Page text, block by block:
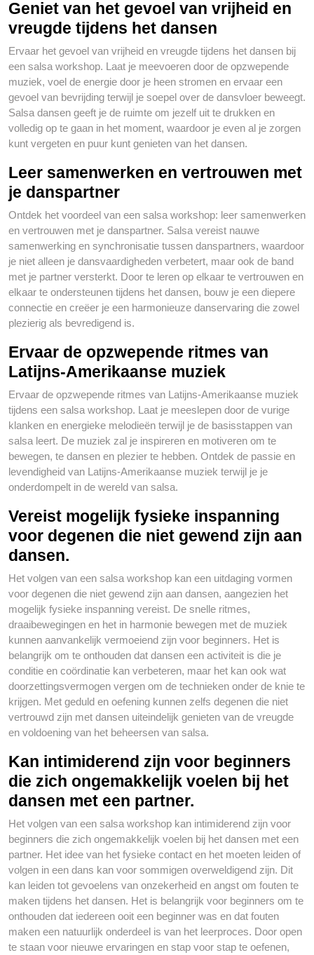
Geniet van het gevoel van vrijheid en
vreugde tijdens het dansen
Ervaar het gevoel van vrijheid en vreugde tijdens het dansen bij
een salsa workshop. Laat je meevoeren door de opzwepende
muziek, voel de energie door je heen stromen en ervaar een
gevoel van bevrijding terwijl je soepel over de dansvloer beweegt.
Salsa dansen geeft je de ruimte om jezelf uit te drukken en
volledig op te gaan in het moment, waardoor je even al je zorgen
kunt vergeten en puur kunt genieten van het dansen.
Leer samenwerken en vertrouwen met
je danspartner
Ontdek het voordeel van een salsa workshop: leer samenwerken
en vertrouwen met je danspartner. Salsa vereist nauwe
samenwerking en synchronisatie tussen danspartners, waardoor
je niet alleen je dansvaardigheden verbetert, maar ook de band
met je partner versterkt. Door te leren op elkaar te vertrouwen en
elkaar te ondersteunen tijdens het dansen, bouw je een diepere
connectie en creëer je een harmonieuze danservaring die zowel
plezierig als bevredigend is.
Ervaar de opzwepende ritmes van
Latijns-Amerikaanse muziek
Ervaar de opzwepende ritmes van Latijns-Amerikaanse muziek
tijdens een salsa workshop. Laat je meeslepen door de vurige
klanken en energieke melodieën terwijl je de basisstappen van
salsa leert. De muziek zal je inspireren en motiveren om te
bewegen, te dansen en plezier te hebben. Ontdek de passie en
levendigheid van Latijns-Amerikaanse muziek terwijl je je
onderdompelt in de wereld van salsa.
Vereist mogelijk fysieke inspanning
voor degenen die niet gewend zijn aan
dansen.
Het volgen van een salsa workshop kan een uitdaging vormen
voor degenen die niet gewend zijn aan dansen, aangezien het
mogelijk fysieke inspanning vereist. De snelle ritmes,
draaibewegingen en het in harmonie bewegen met de muziek
kunnen aanvankelijk vermoeiend zijn voor beginners. Het is
belangrijk om te onthouden dat dansen een activiteit is die je
conditie en coördinatie kan verbeteren, maar het kan ook wat
doorzettingsvermogen vergen om de technieken onder de knie te
krijgen. Met geduld en oefening kunnen zelfs degenen die niet
vertrouwd zijn met dansen uiteindelijk genieten van de vreugde
en voldoening van het beheersen van salsa.
Kan intimiderend zijn voor beginners
die zich ongemakkelijk voelen bij het
dansen met een partner.
Het volgen van een salsa workshop kan intimiderend zijn voor
beginners die zich ongemakkelijk voelen bij het dansen met een
partner. Het idee van het fysieke contact en het moeten leiden of
volgen in een dans kan voor sommigen overweldigend zijn. Dit
kan leiden tot gevoelens van onzekerheid en angst om fouten te
maken tijdens het dansen. Het is belangrijk voor beginners om te
onthouden dat iedereen ooit een beginner was en dat fouten
maken een natuurlijk onderdeel is van het leerproces. Door open
te staan voor nieuwe ervaringen en stap voor stap te oefenen,